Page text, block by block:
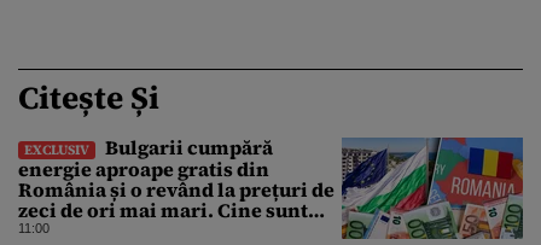
Citește Și
EXCLUSIV
Bulgarii cumpără
energie aproape gratis din
România și o revând la prețuri de
zeci de ori mai mari. Cine sunt
noii „băieți deștepți” din energie
11:00